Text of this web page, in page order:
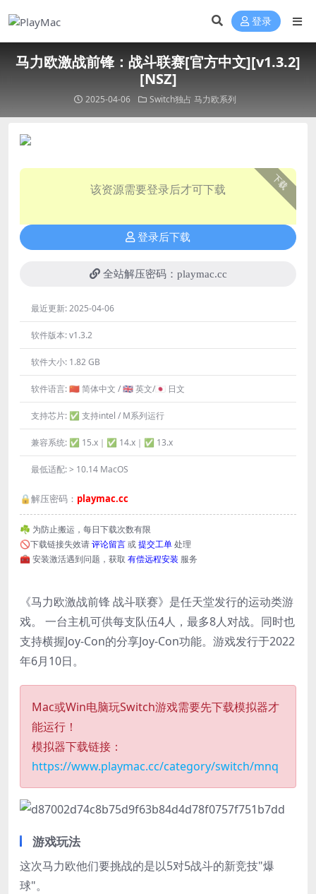
登录
马力欧激战前锋：战斗联赛[官方中文][v1.3.2]
[NSZ]
2025-04-06 Switch独占 马力欧系列
下载
该资源需要登录后才可下载
登录后下载
全站解压密码：playmac.cc
最近更新:2025-04-06
软件版本:v1.3.2
软件大小: 1.82 GB
软件语言:🇨🇳 简体中文 / 🇬🇧 英文/🇯🇵 日文
支持芯片: ✅ 支持intel / M系列运行
兼容系统: ✅ 15.x｜✅ 14.x｜✅ 13.x
最低适配:> 10.14 MacOS
🔒解压密码： playmac.cc
☘️ 为防止搬运，每日下载次数有限
🚫下载链接失效请评论留言或提交工单处理
🧰 安装激活遇到问题，获取 有偿远程安装 服务
《马力欧激战前锋 战斗联赛》是任天堂发行的运动类游
戏。 一台主机可供每支队伍4人，最多8人对战。同时也
支持横握Joy-Con的分享Joy-Con功能。游戏发行于2022
年6月10日。
Mac或Win电脑玩Switch游戏需要先下载模拟器才
能运行！
模拟器下载链接：
https://www.playmac.cc/category/switch/mnq
游戏玩法
这次马力欧他们要挑战的是以5对5战斗的新竞技"爆
球"。